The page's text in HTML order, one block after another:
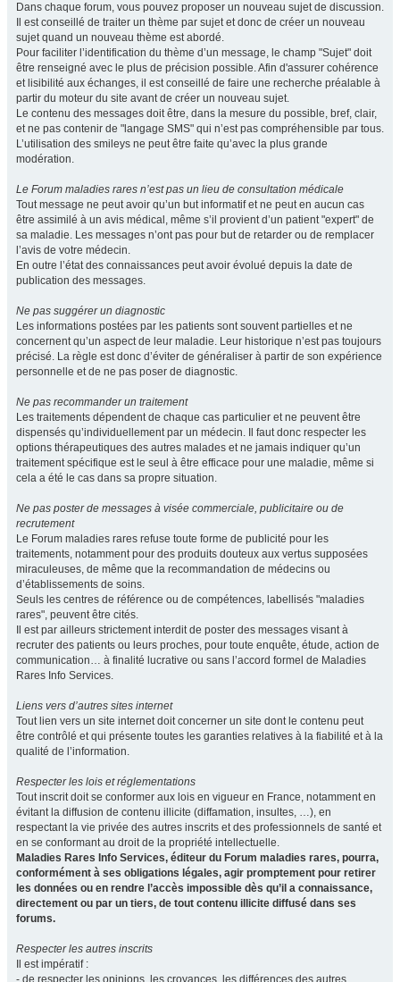
Dans chaque forum, vous pouvez proposer un nouveau sujet de discussion.
Il est conseillé de traiter un thème par sujet et donc de créer un nouveau
sujet quand un nouveau thème est abordé.
Pour faciliter l’identification du thème d’un message, le champ "Sujet" doit
être renseigné avec le plus de précision possible. Afin d'assurer cohérence
et lisibilité aux échanges, il est conseillé de faire une recherche préalable à
partir du moteur du site avant de créer un nouveau sujet.
Le contenu des messages doit être, dans la mesure du possible, bref, clair,
et ne pas contenir de "langage SMS" qui n’est pas compréhensible par tous.
L’utilisation des smileys ne peut être faite qu’avec la plus grande
modération.
Le Forum maladies rares n’est pas un lieu de consultation médicale
Tout message ne peut avoir qu’un but informatif et ne peut en aucun cas
être assimilé à un avis médical, même s’il provient d’un patient "expert" de
sa maladie. Les messages n’ont pas pour but de retarder ou de remplacer
l’avis de votre médecin.
En outre l’état des connaissances peut avoir évolué depuis la date de
publication des messages.
Ne pas suggérer un diagnostic
Les informations postées par les patients sont souvent partielles et ne
concernent qu’un aspect de leur maladie. Leur historique n’est pas toujours
précisé. La règle est donc d’éviter de généraliser à partir de son expérience
personnelle et de ne pas poser de diagnostic.
Ne pas recommander un traitement
Les traitements dépendent de chaque cas particulier et ne peuvent être
dispensés qu’individuellement par un médecin. Il faut donc respecter les
options thérapeutiques des autres malades et ne jamais indiquer qu’un
traitement spécifique est le seul à être efficace pour une maladie, même si
cela a été le cas dans sa propre situation.
Ne pas poster de messages à visée commerciale, publicitaire ou de
recrutement
Le Forum maladies rares refuse toute forme de publicité pour les
traitements, notamment pour des produits douteux aux vertus supposées
miraculeuses, de même que la recommandation de médecins ou
d’établissements de soins.
Seuls les centres de référence ou de compétences, labellisés "maladies
rares", peuvent être cités.
Il est par ailleurs strictement interdit de poster des messages visant à
recruter des patients ou leurs proches, pour toute enquête, étude, action de
communication… à finalité lucrative ou sans l’accord formel de Maladies
Rares Info Services.
Liens vers d’autres sites internet
Tout lien vers un site internet doit concerner un site dont le contenu peut
être contrôlé et qui présente toutes les garanties relatives à la fiabilité et à la
qualité de l’information.
Respecter les lois et réglementations
Tout inscrit doit se conformer aux lois en vigueur en France, notamment en
évitant la diffusion de contenu illicite (diffamation, insultes, …), en
respectant la vie privée des autres inscrits et des professionnels de santé et
en se conformant au droit de la propriété intellectuelle.
Maladies Rares Info Services, éditeur du Forum maladies rares, pourra,
conformément à ses obligations légales, agir promptement pour retirer
les données ou en rendre l’accès impossible dès qu’il a connaissance,
directement ou par un tiers, de tout contenu illicite diffusé dans ses
forums.
Respecter les autres inscrits
Il est impératif :
- de respecter les opinions, les croyances, les différences des autres